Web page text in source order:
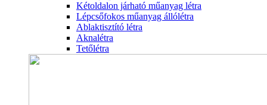
Kétoldalon járható műanyag létra
Lépcsőfokos műanyag állólétra
Ablaktisztító létra
Aknalétra
Tetőlétra